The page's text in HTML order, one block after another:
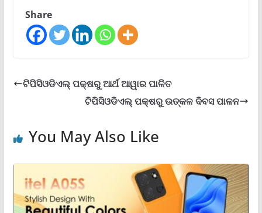
Share
ଟିପିସିଓଡିଏଲ୍ ପକ୍ଷରୁ ଆର୍ଥ ଆୱାର ପାଳିତ
ଟିପିସିଓଡିଏଲ୍ ପକ୍ଷରୁ ଉତ୍କଳ ଦିବସ ପାଳନ
You May Also Like